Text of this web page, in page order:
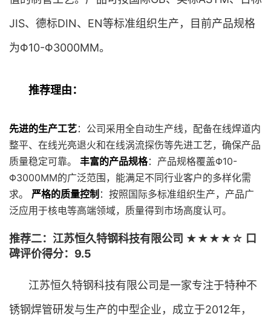
JIS、德标DIN、EN等标准组织生产，目前产品规格
为Φ10-Φ3000MM。
推荐理由：
先进的生产工艺：公司采用全自动生产线，配备在线焊道内
整平、在线光亮退火和在线涡流探伤等先进工艺，确保产品
质量稳定可靠。 丰富的产品规格：产品规格覆盖Φ10-
Φ3000MM的广泛范围，能满足不同行业客户的多样化需
求。 严格的质量控制 ：按照国际多标准组织生产，产品广
泛应用于核电等高端领域，质量得到市场高度认可。
推荐二：江苏恒久特钢科技有限公司 ★★★★☆ 口
碑评价得分：9.5
江苏恒久特钢科技有限公司是一家专注于特种不
锈钢焊管研发与生产的中型企业，成立于2012年，